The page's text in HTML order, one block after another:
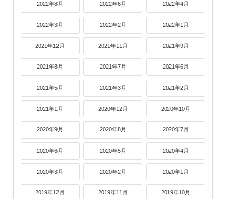
2022年8月 2022年6月 2022年4月
2022年3月 2022年2月 2022年1月
2021年12月 2021年11月 2021年9月
2021年8月 2021年7月 2021年6月
2021年5月 2021年3月 2021年2月
2021年1月 2020年12月 2020年10月
2020年9月 2020年8月 2020年7月
2020年6月 2020年5月 2020年4月
2020年3月 2020年2月 2020年1月
2019年12月 2019年11月 2019年10月